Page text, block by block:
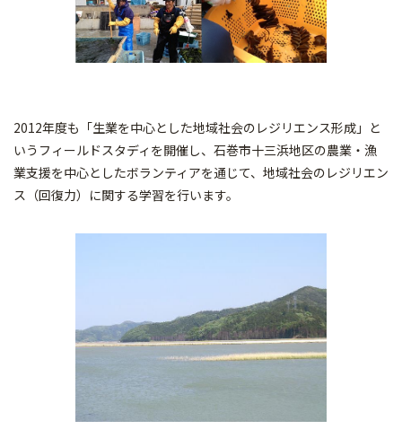
2012年度も「生業を中心とした地域社会のレジリエンス形成」と
いうフィールドスタディを開催し、石巻市十三浜地区の農業・漁
業支援を中心としたボランティアを通じて、地域社会のレジリエン
ス（回復力）に関する学習を行います。